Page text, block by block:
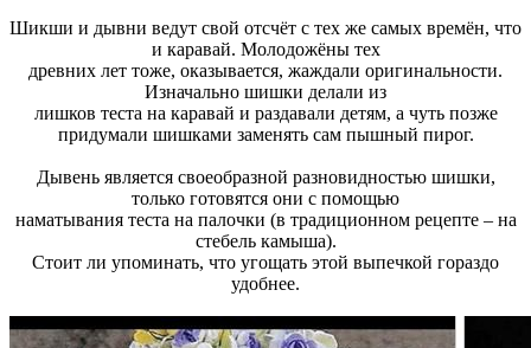
Шикши и дывни ведут свой отсчёт с тех же самых времён, что
и каравай. Молодожёны тех
древних лет тоже, оказывается, жаждали оригинальности.
Изначально шишки делали из
лишков теста на каравай и раздавали детям, а чуть позже
придумали шишками заменять сам пышный пирог.
Дывень является своеобразной разновидностью шишки,
только готовятся они с помощью
наматывания теста на палочки (в традиционном рецепте – на
стебель камыша).
Стоит ли упоминать, что угощать этой выпечкой гораздо
удобнее.